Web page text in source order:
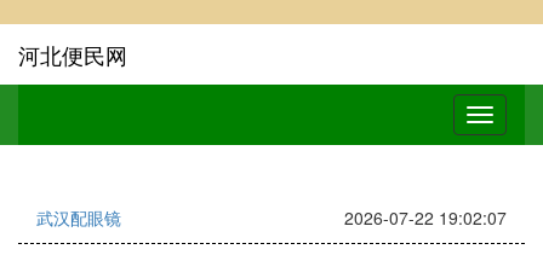
河北便民网
武汉配眼镜 2026-07-22 19:02:07